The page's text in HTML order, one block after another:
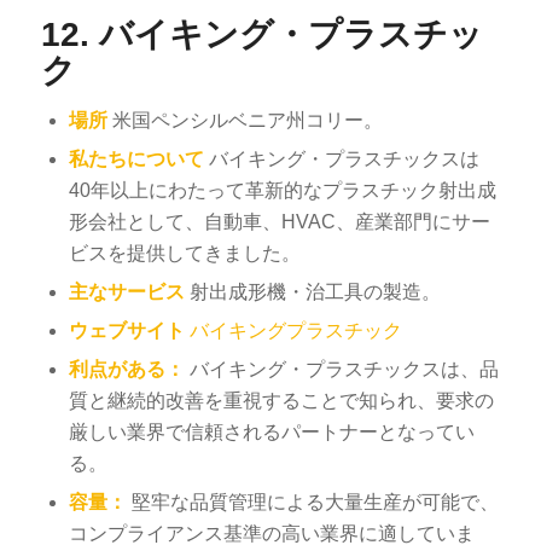
12.バイキング・プラスチッ
ク
場所米国ペンシルベニア州コリー。
私たちについて バイキング・プラスチックスは
40年以上にわたって革新的なプラスチック射出成
形会社として、自動車、HVAC、産業部門にサー
ビスを提供してきました。
主なサービス 射出成形機・治工具の製造。
ウェブサイト バイキングプラスチック
利点がある： バイキング・プラスチックスは、品
質と継続的改善を重視することで知られ、要求の
厳しい業界で信頼されるパートナーとなってい
る。
容量：
堅牢な品質管理による大量生産が可能で、
コンプライアンス基準の高い業界に適していま